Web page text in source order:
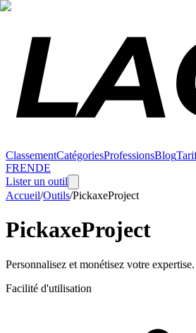
ClassementCatégoriesProfessionsBlog
FRENDE
Lister un outil
Accueil/Outils/PickaxeProject
PickaxeProject
Personnalisez et monétisez votre expertise.
Facilité d'utilisation